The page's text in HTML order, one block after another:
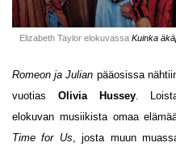
Elizabeth Taylor elokuvassa Kuinka
Romeon ja Julian pääosissa
vuotias Olivia Hussey.
elokuvan musiikista omaa
Time for Us, josta muun